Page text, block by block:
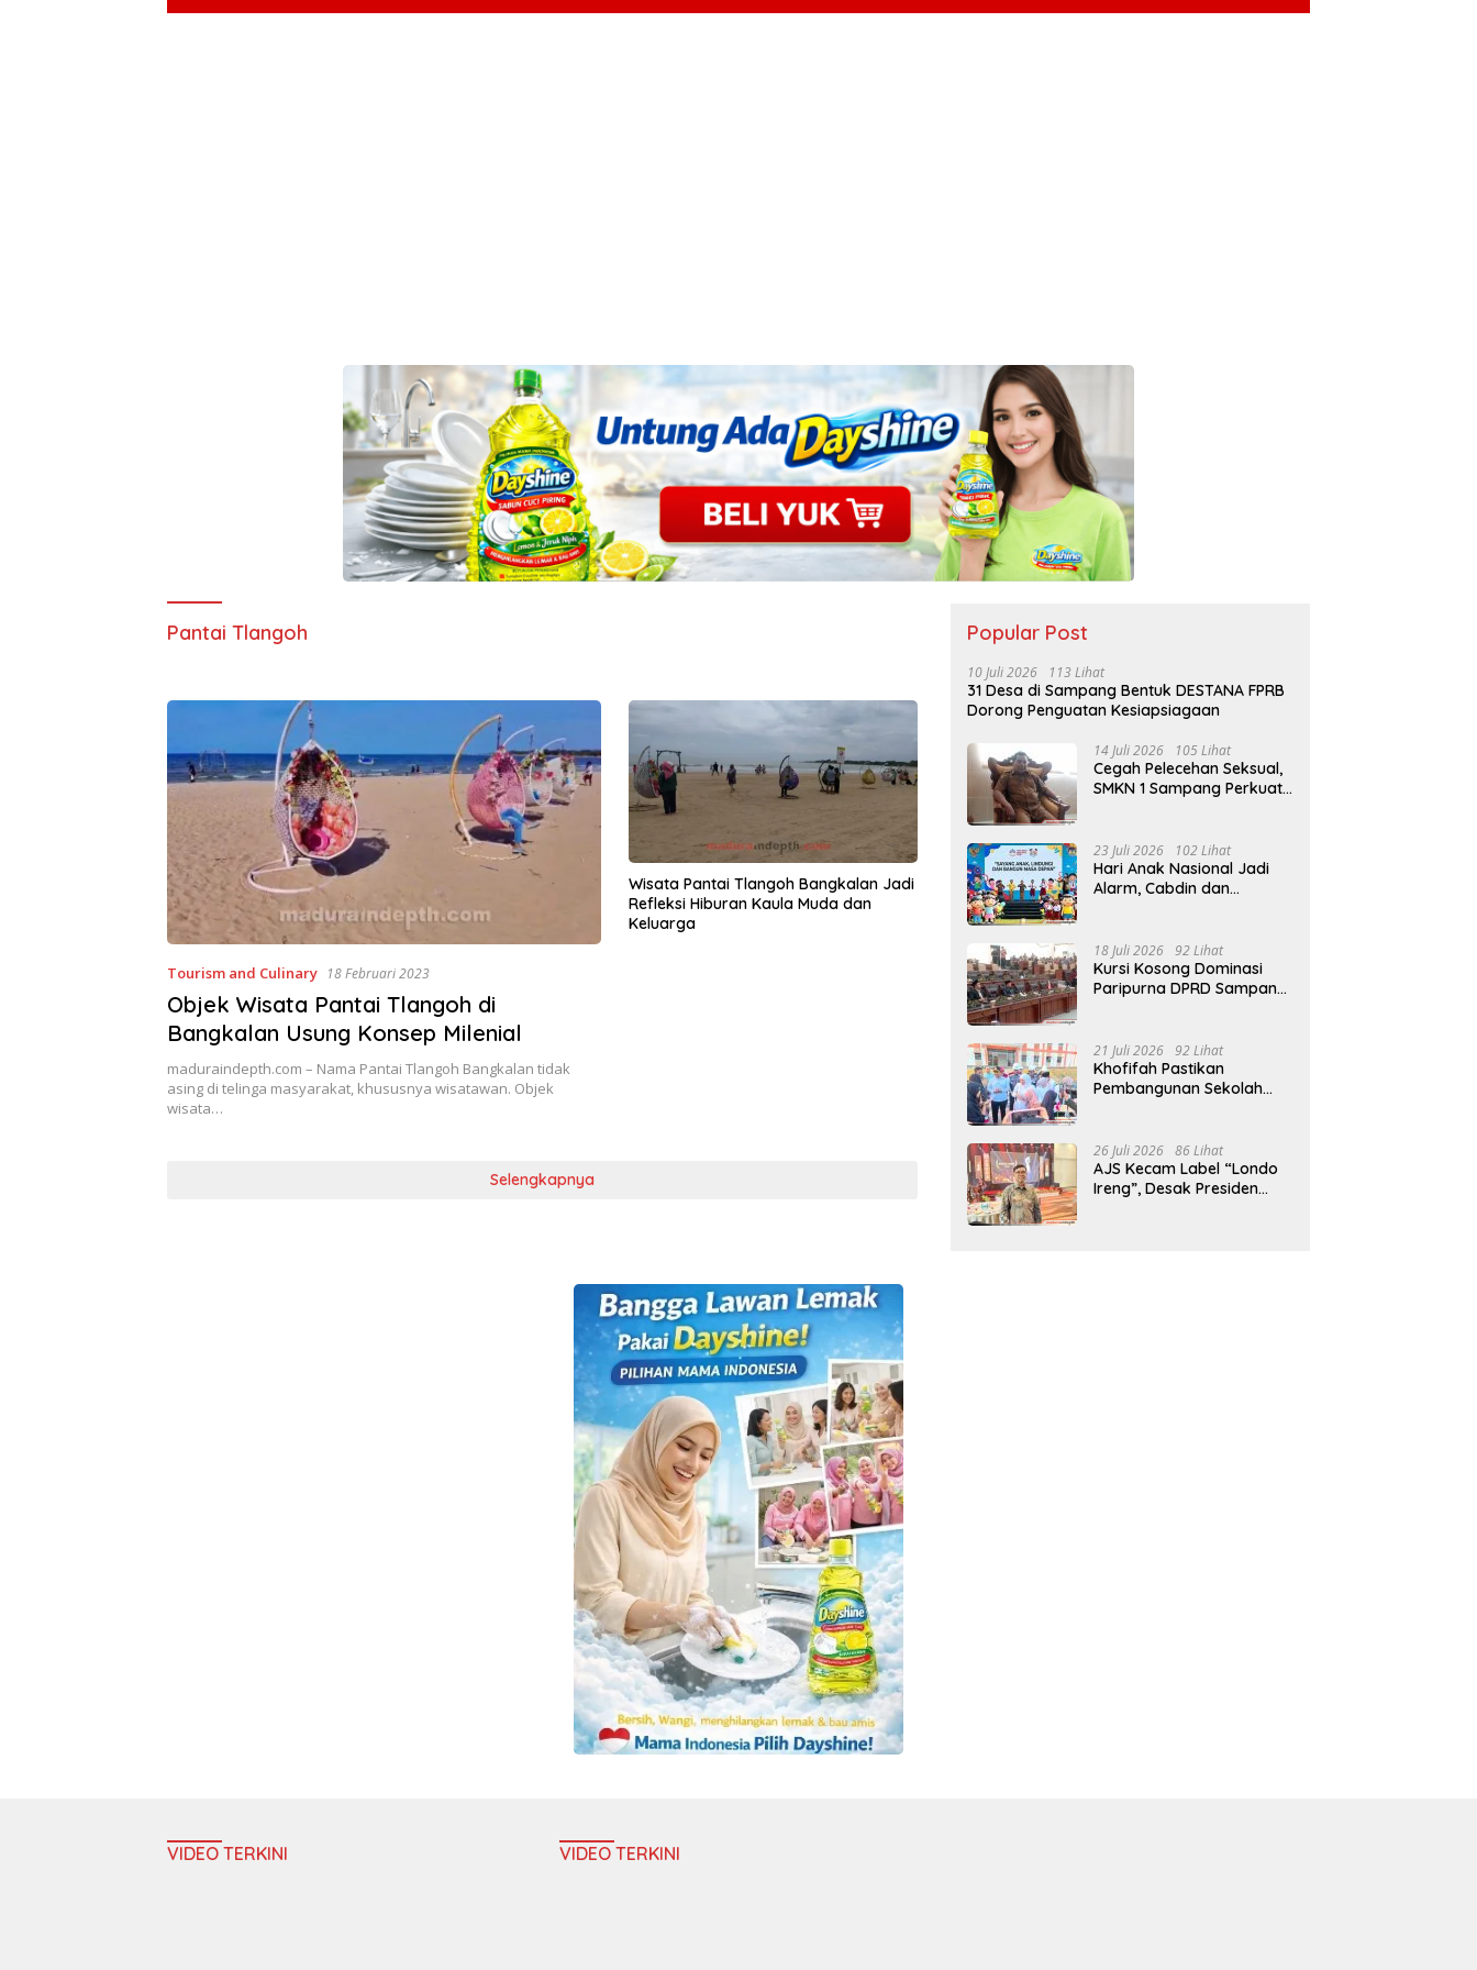
Pantai Tlangoh
Tourism and Culinary 18 Februari 2023
Objek Wisata Pantai Tlangoh di
Bangkalan Usung Konsep Milenial
maduraindepth.com – Nama Pantai Tlangoh Bangkalan tidak
asing di telinga masyarakat, khususnya wisatawan. Objek
wisata…
Wisata Pantai Tlangoh Bangkalan Jadi
Refleksi Hiburan Kaula Muda dan
Keluarga
Selengkapnya
Popular Post
10 Juli 2026 113 Lihat
31 Desa di Sampang Bentuk DESTANA FPRB
Dorong Penguatan Kesiapsiagaan
14 Juli 2026 105 Lihat
Cegah Pelecehan Seksual,
SMKN 1 Sampang Perkuat
23 Juli 2026 102 Lihat
Hari Anak Nasional Jadi
Alarm, Cabdin dan
Kekerasan Seksual Anak
18 Juli 2026 92 Lihat
Kursi Kosong Dominasi
Paripurna DPRD Sampang,
21 Juli 2026 92 Lihat
Khofifah Pastikan
Pembangunan Sekolah
Indonesia Emas
26 Juli 2026 86 Lihat
AJS Kecam Label “Londo
Ireng”, Desak Presiden
VIDEO TERKINI VIDEO TERKINI